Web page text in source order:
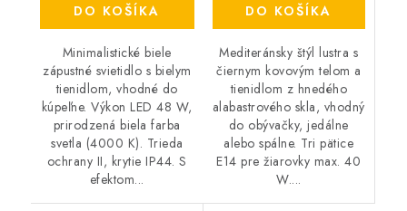
DO KOŠÍKA
Minimalistické biele
zápustné svietidlo s bielym
tienidlom, vhodné do
kúpeľne. Výkon LED 48 W,
prirodzená biela farba
svetla (4000 K). Trieda
ochrany II, krytie IP44. S
efektom...
DO KOŠÍKA
Mediteránsky štýl lustra s
čiernym kovovým telom a
tienidlom z hnedého
alabastrového skla, vhodný
do obývačky, jedálne
alebo spálne. Tri pätice
E14 pre žiarovky max. 40
W....